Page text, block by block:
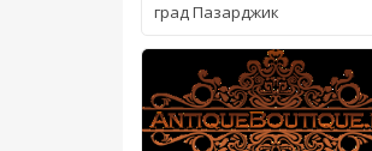
град Пазарджик